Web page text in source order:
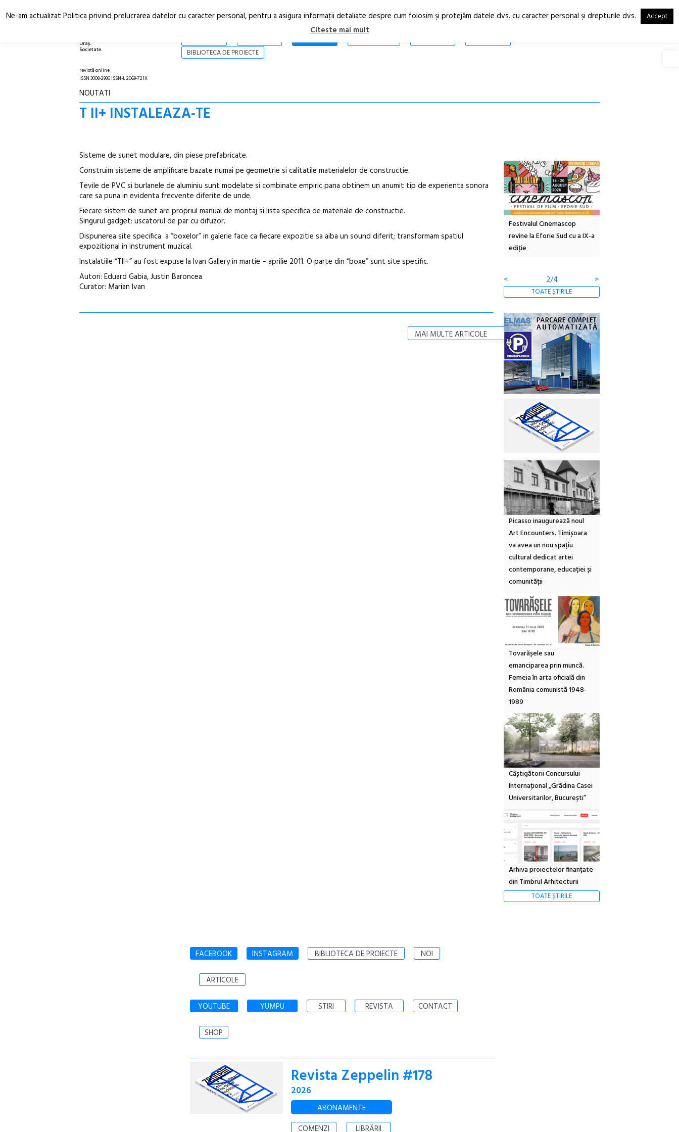
Oraș.
Societate.
RO
EN
STIRI
BIBLIOTECA DE PROIECTE
revistă online
ISSN 3008-2986 ISSN-L 2069-721X
NOUTATI
T II+ INSTALEAZA-TE
Sisteme de sunet modulare, din piese prefabricate.
Construim sisteme de amplificare bazate numai pe geometrie si calitatile materialelor de constructie.
Tevile de PVC si burlanele de aluminiu sunt modelate si combinate empiric pana obtinem un anumit tip de experienta sonora
care sa puna in evidenta frecvente diferite de unde.
Fiecare sistem de sunet are propriul manual de montaj si lista specifica de materiale de constructie.
Singurul gadget: uscatorul de par cu difuzor.
Dispunerea site specifica a “boxelor” in galerie face ca fiecare expozitie sa aiba un sound diferit; transformam spatiul
expozitional in instrument muzical.
Instalatiile “TII+” au fost expuse la Ivan Gallery in martie – aprilie 2011. O parte din “boxe” sunt site specific.
Autori: Eduard Gabia, Justin Baroncea
Curator: Marian Ivan
MAI MULTE ARTICOLE
Artown NOW #5:
Festivalul Cinemascop
revine la Eforie Sud cu a IX-a
ediție
<
2/4 >
TOATE ȘTIRILE
Picasso inaugurează noul
Art Encounters. Timișoara
va avea un nou spațiu
cultural dedicat artei
contemporane, educației și
comunității
Tovarășele sau
emanciparea prin muncă.
Femeia în arta oficială din
România comunistă 1948-
1989
Câștigătorii Concursului
Internațional „Grădina Casei
Universitarilor, București”
Arhiva proiectelor finanțate
din Timbrul Arhitecturii
TOATE ȘTIRILE
FACEBOOK INSTAGRAM BIBLIOTECA DE PROIECTE NOI
ARTICOLE
YOUTUBE YUMPU STIRI REVISTA CONTACT
SHOP
Revista Zeppelin #178
2026
ABONAMENTE
COMENZI
LIBRĂRII
Ne-am actualizat Politica privind prelucrarea datelor cu caracter personal, pentru a asigura informaţii detaliate despre cum folosim şi protejăm datele dvs. cu caracter personal şi drepturile dvs. Accept
Citeste mai mult